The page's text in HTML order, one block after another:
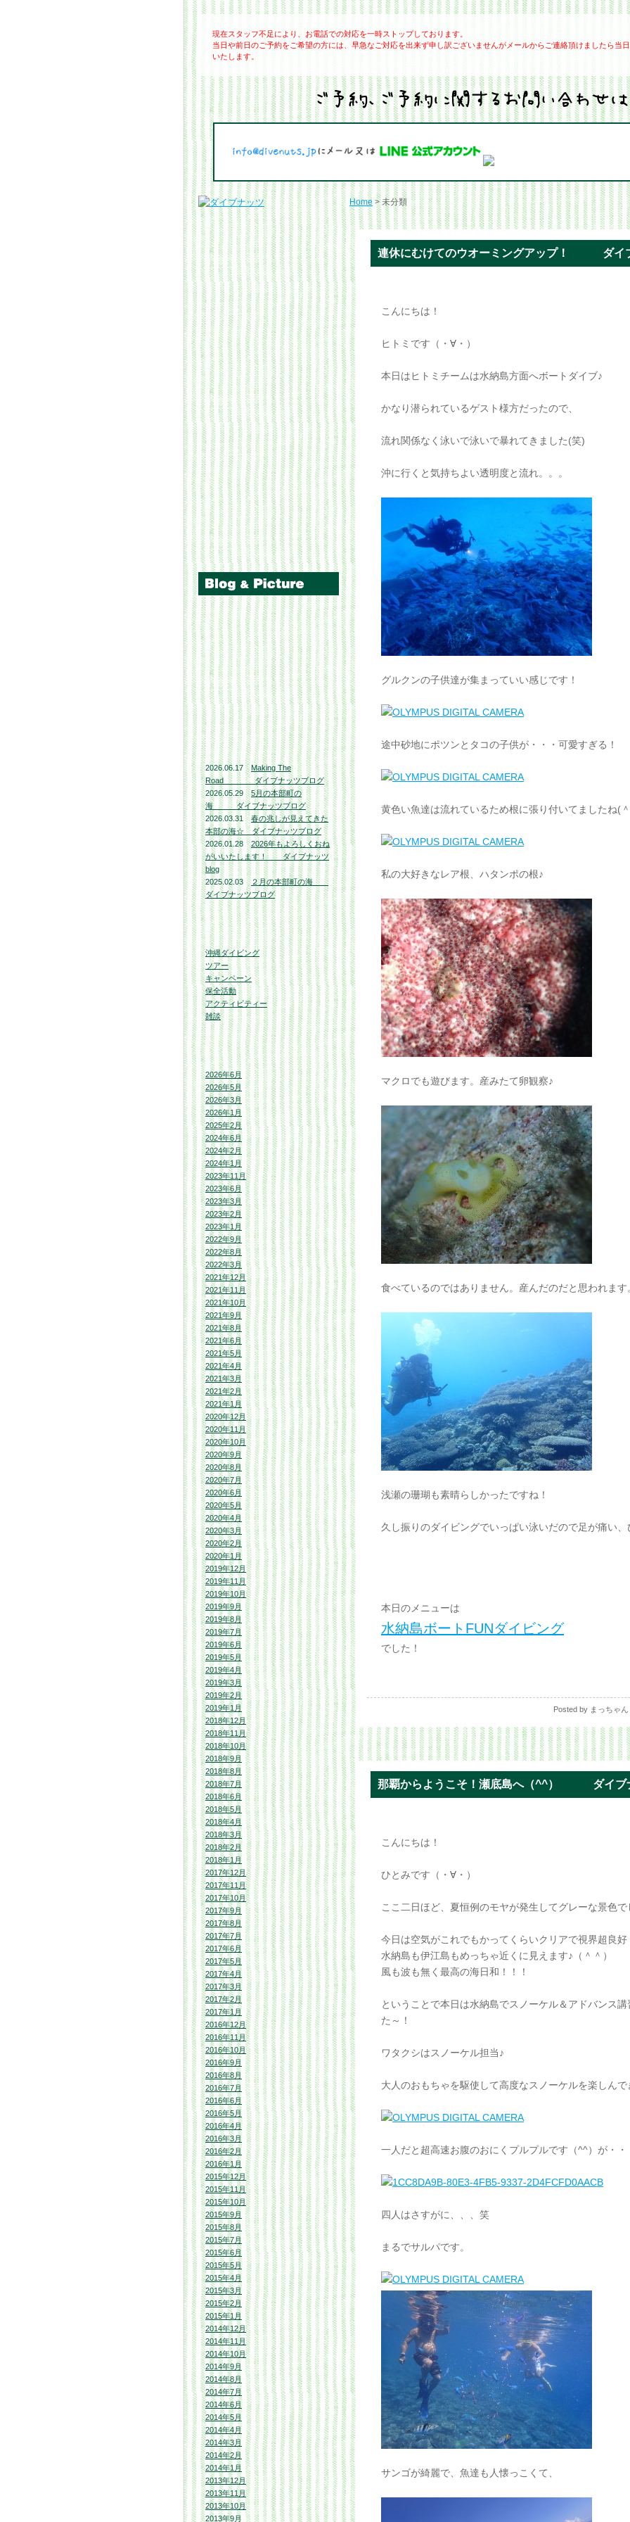
現在スタッフ不足により、お電話での対応を一時ストップしております。
当日や前日のご予約をご希望の方には、早急なご対応を出来ず申し訳ございませんがメールからご連絡頂けましたら当
いたします。
2026.06.17
Making The
Road ダイブナッツブログ
2026.05.29
5月の本部町の
海 ダイブナッツブログ
2026.03.31
春の兆しが見えてきた
本部の海☆ ダイブナッツブログ
2026.01.28
2026年もよろしくおね
がいいたします！ ダイブナッツ
blog
2025.02.03
２月の本部町の海
ダイブナッツブログ
沖縄ダイビング
ツアー
キャンペーン
保全活動
アクティビティー
雑談
2026年6月
2026年5月
2026年3月
2026年1月
2025年2月
2024年6月
2024年2月
2024年1月
2023年11月
2023年6月
2023年3月
2023年2月
2023年1月
2022年9月
2022年8月
2022年3月
2021年12月
2021年11月
2021年10月
2021年9月
2021年8月
2021年6月
2021年5月
2021年4月
2021年3月
2021年2月
2021年1月
2020年12月
2020年11月
2020年10月
2020年9月
2020年8月
2020年7月
2020年6月
2020年5月
2020年4月
2020年3月
2020年2月
2020年1月
2019年12月
2019年11月
2019年10月
2019年9月
2019年8月
2019年7月
2019年6月
2019年5月
2019年4月
2019年3月
2019年2月
2019年1月
2018年12月
2018年11月
2018年10月
2018年9月
2018年8月
2018年7月
2018年6月
2018年5月
2018年4月
2018年3月
2018年2月
2018年1月
2017年12月
2017年11月
2017年10月
2017年9月
2017年8月
2017年7月
2017年6月
2017年5月
2017年4月
2017年3月
2017年2月
2017年1月
2016年12月
2016年11月
2016年10月
2016年9月
2016年8月
2016年7月
2016年6月
2016年5月
2016年4月
2016年3月
2016年2月
2016年1月
2015年12月
2015年11月
2015年10月
2015年9月
2015年8月
2015年7月
2015年6月
2015年5月
2015年4月
2015年3月
2015年2月
2015年1月
2014年12月
2014年11月
2014年10月
2014年9月
2014年8月
2014年7月
2014年6月
2014年5月
2014年4月
2014年3月
2014年2月
2014年1月
2013年12月
2013年11月
2013年10月
2013年9月
Home > 未分類
連休にむけてのウオーミングアップ！ ダイ
こんにちは！
ヒトミです（・∀・）
本日はヒトミチームは水納島方面へボートダイブ♪
かなり潜られているゲスト様方だったので、
流れ関係なく泳いで泳いで暴れてきました(笑)
沖に行くと気持ちよい透明度と流れ。。。
グルクンの子供達が集まっていい感じです！
途中砂地にポツンとタコの子供が・・・可愛すぎる！
黄色い魚達は流れているため根に張り付いてましたね(
私の大好きなレア根、ハタンポの根♪
マクロでも遊びます。産みたて卵観察♪
食べているのではありません。産んだのだと思われます
浅瀬の珊瑚も素晴らしかったですね！
久し振りのダイビングでいっぱい泳いだので足が痛い
本日のメニューは
水納島ボートFUNダイビング
でした！
Posted by まっちゃ
那覇からようこそ！瀬底島へ（^^） ダイブ
こんにちは！
ひとみです（・∀・）
ここ二日ほど、夏恒例のモヤが発生してグレーな景色
今日は空気がこれでもかってくらいクリアで視界超良好
水納島も伊江島もめっちゃ近くに見えます♪（＾＾）
風も波も無く最高の海日和！！！
ということで本日は水納島でスノーケル＆アドバンス
た～！
ワタクシはスノーケル担当♪
大人のおもちゃを駆使して高度なスノーケルを楽しん
一人だと超高速お腹のおにくプルプルです（^^）が・・
四人はさすがに、、、笑
まるでサルパです。
サンゴが綺麗で、魚達も人懐っこくて、